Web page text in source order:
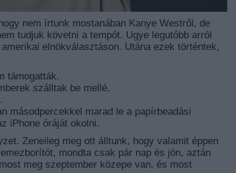
nem írtunk mostanában Kanye Westről, de
tudjuk követni a tempót. Ugye legutóbb arról
elnökválasztáson. Utána ezek történtek,
támogatták.
szálltak be mellé.
másodpercekkel marad le a papírbeadási
iPhone óráját okolni.
Zeneileg meg ott álltunk, hogy valamit éppen
mondta csak pár nap és jön, aztán
meg szeptember közepe van, és most